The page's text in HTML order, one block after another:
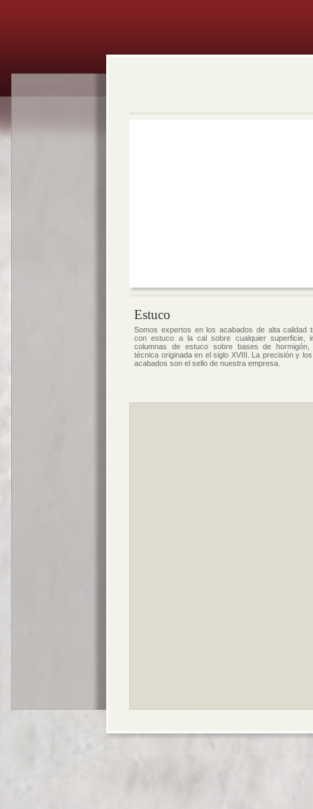
Estuco
Somos expertos en los acabados de alta calidad
con estuco a la cal sobre cualquier superficie,
columnas de estuco sobre bases de
técnica originada en el siglo XVIII. La precisión y
acabados son el sello de nuestra empresa.